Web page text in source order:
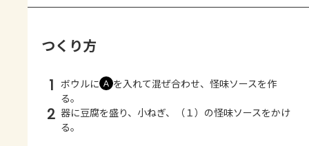
つくり方
1 ボウルに Ａ を入れて混ぜ合わせ、怪味ソースを作
る。
2 器に豆腐を盛り、小ねぎ、（１）の怪味ソースをかけ
る。